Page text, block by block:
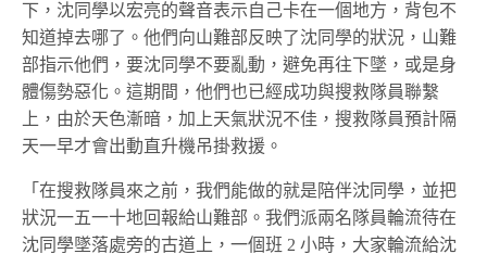
下，沈同學以宏亮的聲音表示自己卡在一個地方，背包不
知道掉去哪了。他們向山難部反映了沈同學的狀況，山難
部指示他們，要沈同學不要亂動，避免再往下墜，或是身
體傷勢惡化。這期間，他們也已經成功與搜救隊員聯繫
上，由於天色漸暗，加上天氣狀況不佳，搜救隊員預計隔
天一早才會出動直升機吊掛救援。
「在搜救隊員來之前，我們能做的就是陪伴沈同學，並把
狀況一五一十地回報給山難部。我們派兩名隊員輪流待在
沈同學墜落處旁的古道上，一個班 2 小時，大家輪流給沈